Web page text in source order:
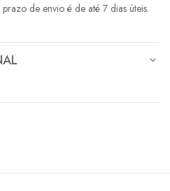
de envio é de até 7 dias úteis.